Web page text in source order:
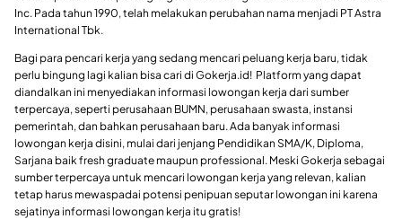
Inc. Pada tahun 1990, telah melakukan perubahan nama menjadi PT Astra
International Tbk.
Bagi para pencari kerja yang sedang mencari peluang kerja baru, tidak
perlu bingung lagi kalian bisa cari di Gokerja.id! Platform yang dapat
diandalkan ini menyediakan informasi lowongan kerja dari sumber
terpercaya, seperti perusahaan BUMN, perusahaan swasta, instansi
pemerintah, dan bahkan perusahaan baru. Ada banyak informasi
lowongan kerja disini, mulai dari jenjang Pendidikan SMA/K, Diploma,
Sarjana baik fresh graduate maupun professional. Meski Gokerja sebagai
sumber terpercaya untuk mencari lowongan kerja yang relevan, kalian
tetap harus mewaspadai potensi penipuan seputar lowongan ini karena
sejatinya informasi lowongan kerja itu gratis!